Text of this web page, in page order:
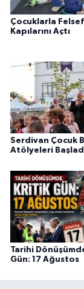
Çocuklarla
Kapılarını Açtı
Serdivan Çocuk
Atölyeleri
Tarihi
Gün: 17 Ağustos